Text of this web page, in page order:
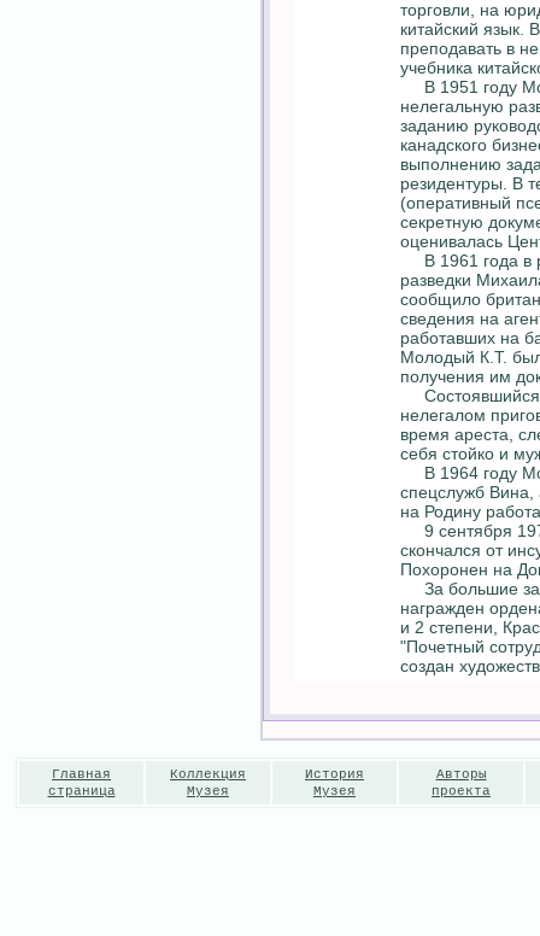
торговли, на
китайский язык.
преподавать в
учебника
В 1951 году
нелегальную
заданию
канадского
выполнению
резидентуры. В
(оперативный
секретную
оценивалась
В 1961 года в
разведки
сообщило
сведения на
работавших на
Молодый К.Т.
получения им
Состоявшийся
нелегалом
время ареста,
себя стойко и
В 1964 году
спецслужб Вина,
на Родину
9 сентября
скончался от
Похоронен на
За большие
награжден
и 2 степени,
"Почетный
создан
Главная
страница
Коллекция
Музея
История
Музея
Авторы
проекта